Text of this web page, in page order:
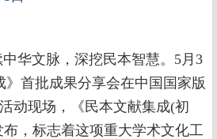
华文脉，深挖民本智慧。5月3
》首批成果分享会在中国国家版
动现场，《民本文献集成(初
，标志着这项重大学术文化工